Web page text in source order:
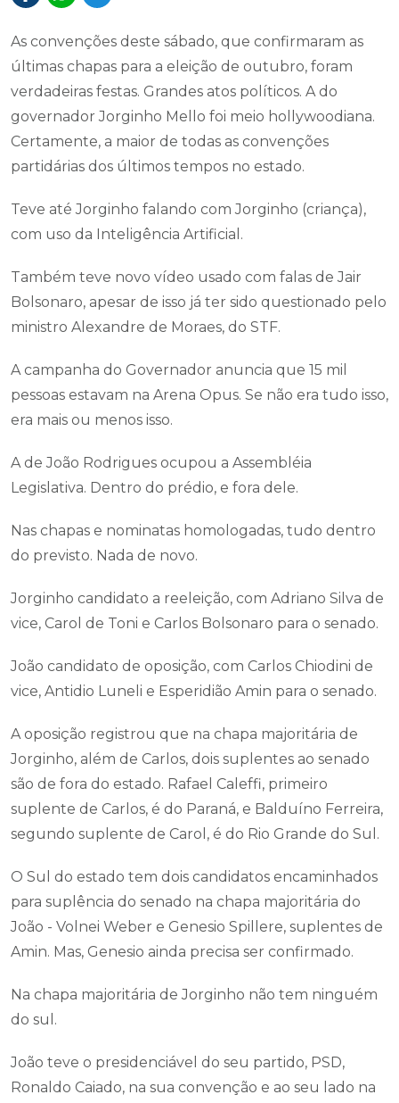
As convenções deste sábado, que confirmaram as
últimas chapas para a eleição de outubro, foram
verdadeiras festas. Grandes atos políticos. A do
governador Jorginho Mello foi meio hollywoodiana.
Certamente, a maior de todas as convenções
partidárias dos últimos tempos no estado.
Teve até Jorginho falando com Jorginho (criança),
com uso da Inteligência Artificial.
Também teve novo vídeo usado com falas de Jair
Bolsonaro, apesar de isso já ter sido questionado pelo
ministro Alexandre de Moraes, do STF.
A campanha do Governador anuncia que 15 mil
pessoas estavam na Arena Opus. Se não era tudo isso,
era mais ou menos isso.
A de João Rodrigues ocupou a Assembléia
Legislativa. Dentro do prédio, e fora dele.
Nas chapas e nominatas homologadas, tudo dentro
do previsto. Nada de novo.
Jorginho candidato a reeleição, com Adriano Silva de
vice, Carol de Toni e Carlos Bolsonaro para o senado.
João candidato de oposição, com Carlos Chiodini de
vice, Antidio Luneli e Esperidião Amin para o senado.
A oposição registrou que na chapa majoritária de
Jorginho, além de Carlos, dois suplentes ao senado
são de fora do estado. Rafael Caleffi, primeiro
suplente de Carlos, é do Paraná, e Balduíno Ferreira,
segundo suplente de Carol, é do Rio Grande do Sul.
O Sul do estado tem dois candidatos encaminhados
para suplência do senado na chapa majoritária do
João - Volnei Weber e Genesio Spillere, suplentes de
Amin. Mas, Genesio ainda precisa ser confirmado.
Na chapa majoritária de Jorginho não tem ninguém
do sul.
João teve o presidenciável do seu partido, PSD,
Ronaldo Caiado, na sua convenção e ao seu lado na